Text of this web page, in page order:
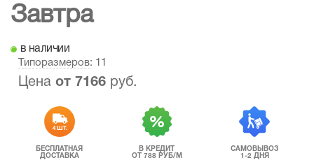
Завтра
в наличии
Типоразмеров: 11
Цена от 7166 руб.
4 ШТ.
БЕСПЛАТНАЯ
ДОСТАВКА
В КРЕДИТ
ОТ 788 РУБ/М
САМОВЫВОЗ
1-2 ДНЯ